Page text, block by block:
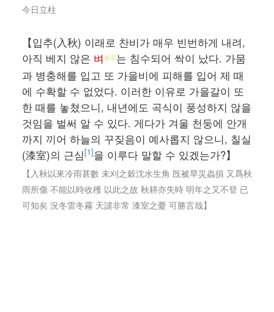
今日立柱
【입추(入秋) 이래로 찬비가 매우 빈번하게 내려,
아직 베지 않은 벼 물품는 침수되어 싹이 났다. 가뭄
과 병충해를 입고 또 가을비에 피해를 입어 제 때
에 수확할 수 없었다. 이러한 이유로 가을갈이 또
한 때를 놓쳤으니, 내년에도 곡식이 풍성하지 않을
것임을 벌써 알 수 있다. 게다가 겨울 천둥에 안개
까지 끼어 하늘의 꾸짖음이 예사롭지 않으니, 칠실
(漆室)의 근심[1]을 이루다 말할 수 있겠는가?】
【入秋以來冷雨甚數 未刈之穀沈水生角 旣被旱災蟲損 又爲秋
雨所傷 不能以時收穫 以此之故 秋耕亦失時 明年之又不登 已
可知矣 況冬雷冬霧 天譴非常 漆室之憂 可勝言哉】